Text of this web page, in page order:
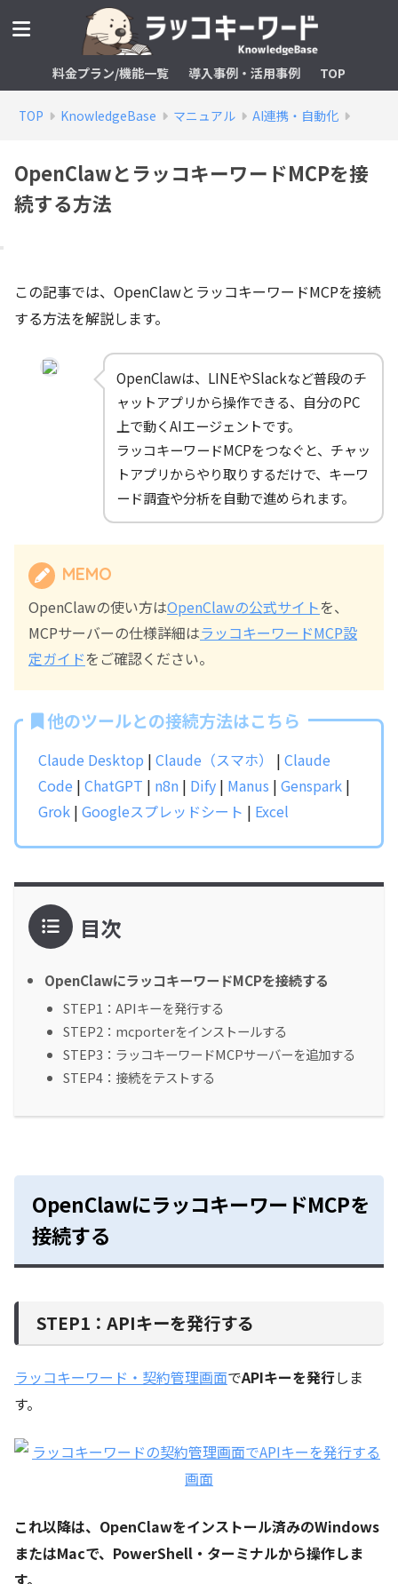
料金プラン/機能一覧 導入事例・活用事例 TOP
TOP KnowledgeBase マニュアル AI連携・自動化
OpenClawとラッコキーワードMCPを接
続する方法
この記事では、OpenClawとラッコキーワードMCPを接続
する方法を解説します。
OpenClawは、LINEやSlackなど普段のチ
ャットアプリから操作できる、自分のPC
上で動くAIエージェントです。
ラッコキーワードMCPをつなぐと、チャッ
トアプリからやり取りするだけで、キーワ
ード調査や分析を自動で進められます。
MEMO
OpenClawの使い方はOpenClawの公式サイトを、
MCPサーバーの仕様詳細はラッコキーワードMCP設
定ガイドをご確認ください。
他のツールとの接続方法はこちら
Claude Desktop | Claude（スマホ） | Claude
Code | ChatGPT | n8n | Dify | Manus | Genspark |
Grok | Googleスプレッドシート | Excel
目次
OpenClawにラッコキーワードMCPを接続する
STEP1：APIキーを発行する
STEP2：mcporterをインストールする
STEP3：ラッコキーワードMCPサーバーを追加する
STEP4：接続をテストする
OpenClawにラッコキーワードMCPを
接続する
STEP1：APIキーを発行する
ラッコキーワード・契約管理画面でAPIキーを発行しま
す。
これ以降は、OpenClawをインストール済みのWindows
またはMacで、PowerShell・ターミナルから操作しま
す。